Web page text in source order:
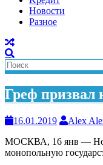
Новости
Разное
Греф призвал
16.01.2019
Alex
МОСКВА, 16 янв —
монопольную